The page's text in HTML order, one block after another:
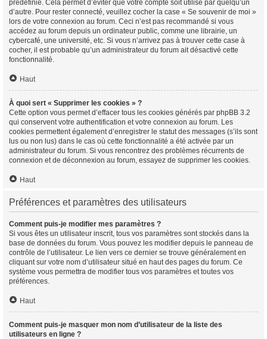
prédéfinie. Cela permet d’éviter que votre compte soit utilisé par quelqu’un
d’autre. Pour rester connecté, veuillez cocher la case « Se souvenir de moi »
lors de votre connexion au forum. Ceci n’est pas recommandé si vous
accédez au forum depuis un ordinateur public, comme une librairie, un
cybercafé, une université, etc. Si vous n’arrivez pas à trouver cette case à
cocher, il est probable qu’un administrateur du forum ait désactivé cette
fonctionnalité.
Haut
À quoi sert « Supprimer les cookies » ?
Cette option vous permet d’effacer tous les cookies générés par phpBB 3.2
qui conservent votre authentification et votre connexion au forum. Les
cookies permettent également d’enregistrer le statut des messages (s’ils sont
lus ou non lus) dans le cas où cette fonctionnalité a été activée par un
administrateur du forum. Si vous rencontrez des problèmes récurrents de
connexion et de déconnexion au forum, essayez de supprimer les cookies.
Haut
Préférences et paramètres des utilisateurs
Comment puis-je modifier mes paramètres ?
Si vous êtes un utilisateur inscrit, tous vos paramètres sont stockés dans la
base de données du forum. Vous pouvez les modifier depuis le panneau de
contrôle de l’utilisateur. Le lien vers ce dernier se trouve généralement en
cliquant sur votre nom d’utilisateur situé en haut des pages du forum. Ce
système vous permettra de modifier tous vos paramètres et toutes vos
préférences.
Haut
Comment puis-je masquer mon nom d’utilisateur de la liste des
utilisateurs en ligne ?